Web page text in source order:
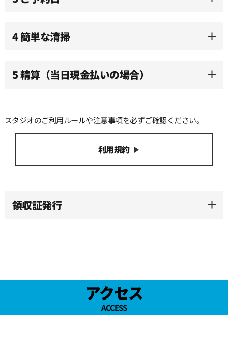
4 簡単な清掃
5 精算（当日現金払いの場合）
スタジオのご利用ルールや注意事項を必ずご確認ください。
利用規約
領収証発行
アクセス
ACCESS